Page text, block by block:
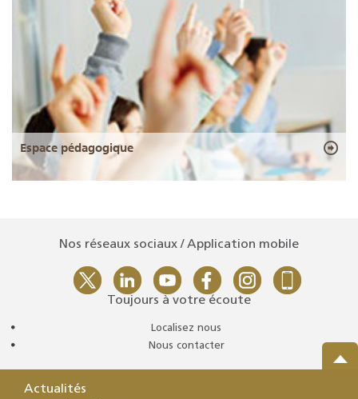
Espace pédagogique
Nos réseaux sociaux / Application mobile
Toujours à votre écoute
Localisez nous
Nous contacter
Actualités